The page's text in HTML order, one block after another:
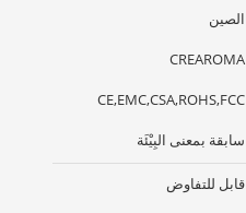
الصين
CREAROMA
CE,EMC,CSA,ROHS,FCC
سابقة بمعنى البِيْئَة
قابل للتفاوض